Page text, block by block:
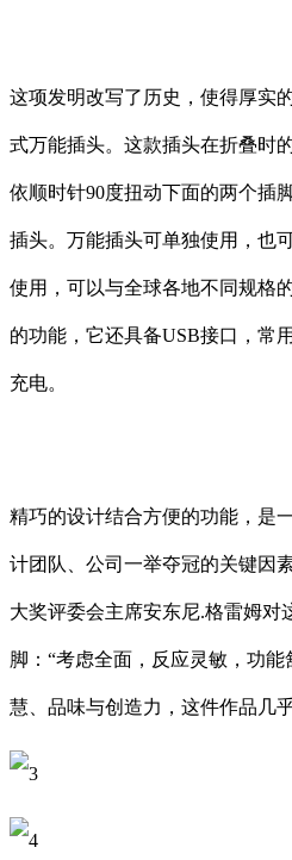
这项发明改写了历史，使得厚实
式万能插头。这款插头在折叠时
依顺时针90度扭动下面的两个插
插头。万能插头可单独使用，也
使用，可以与全球各地不同规格
的功能，它还具备USB接口，常
充电。
精巧的设计结合方便的功能，是
计团队、公司一举夺冠的关键因
大奖评委会主席安东尼.格雷姆对
脚：“考虑全面，反应灵敏，功
慧、品味与创造力，这件作品几